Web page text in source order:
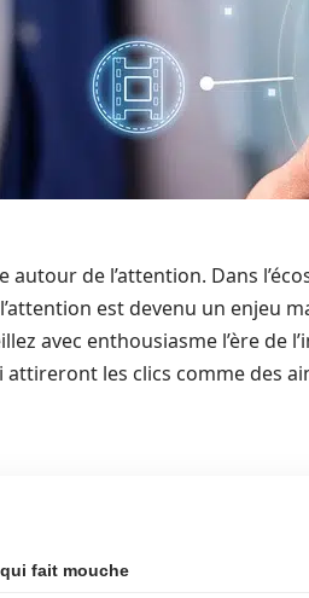
autour de l’attention. Dans
est devenu un enjeu
avec enthousiasme l’ère de
les clics comme des
fait mouche